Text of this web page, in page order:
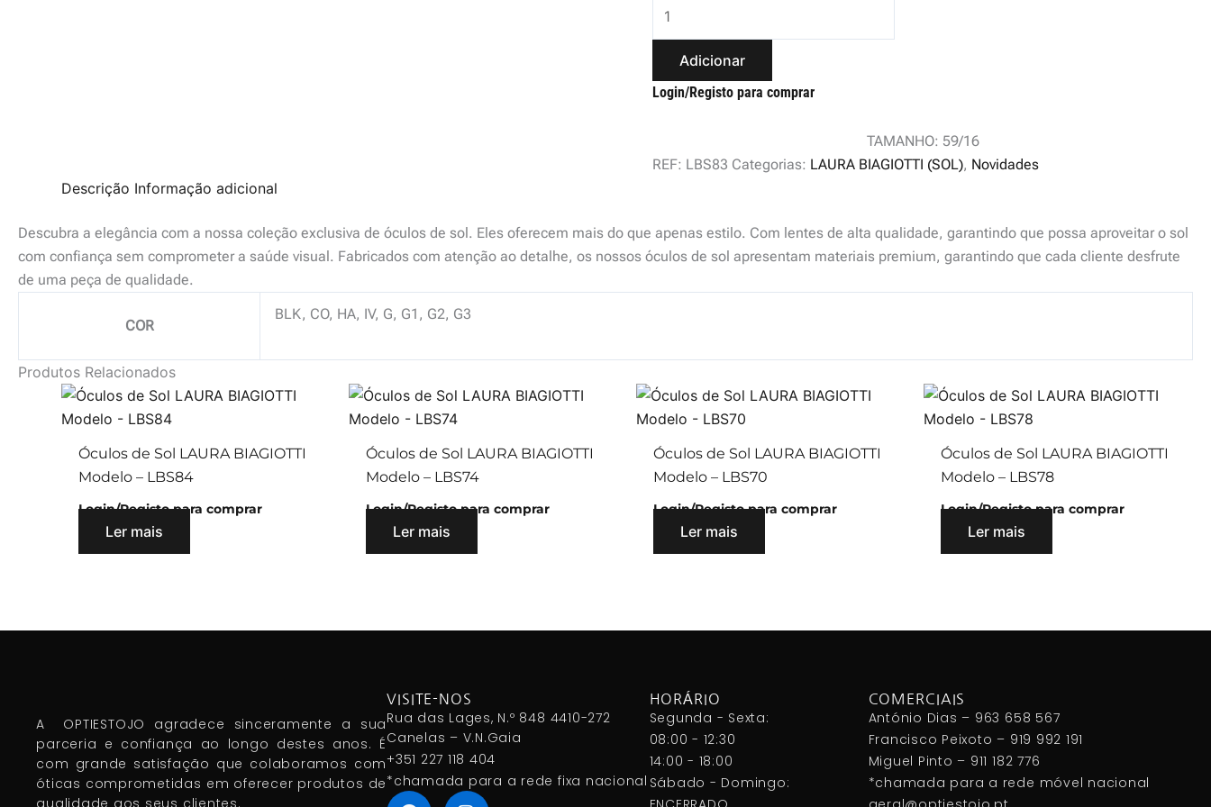
Adicionar
Login/Registo para comprar
TAMANHO: 59/16
REF: LBS83 Categorias: LAURA BIAGIOTTI (SOL), Novidades
Descrição Informação adicional
Descubra a elegância com a nossa coleção exclusiva de óculos de sol. Eles oferecem mais do que apenas estilo. Com lentes de alta qualidade, garantindo que possa aproveitar o sol
com confiança sem comprometer a saúde visual. Fabricados com atenção ao detalhe, os nossos óculos de sol apresentam materiais premium, garantindo que cada cliente desfrute
de uma peça de qualidade.
COR
BLK, CO, HA, IV, G, G1, G2, G3
Produtos Relacionados
Óculos de Sol LAURA BIAGIOTTI
Modelo – LBS84
Login/Registo para comprar
Ler mais
Óculos de Sol LAURA BIAGIOTTI
Modelo – LBS74
Login/Registo para comprar
Ler mais
Óculos de Sol LAURA BIAGIOTTI
Modelo – LBS70
Login/Registo para comprar
Ler mais
Óculos de Sol LAURA BIAGIOTTI
Modelo – LBS78
Login/Registo para comprar
Ler mais
A OPTIESTOJO agradece sinceramente a sua
parceria e confiança ao longo destes anos. É
com grande satisfação que colaboramos com
óticas comprometidas em oferecer produtos de
qualidade aos seus clientes.
VISITE-NOS
Rua das Lages, N.º 848 4410-272
Canelas – V.N.Gaia
+351 227 118 404
*chamada para a rede fixa nacional
HORÁRIO
Segunda - Sexta:
08:00 - 12:30
14:00 - 18:00
Sábado - Domingo:
COMERCIAIS
António Dias – 963 658 567
Francisco Peixoto – 919 992 191
Miguel Pinto – 911 182 776
*chamada para a rede móvel nacional